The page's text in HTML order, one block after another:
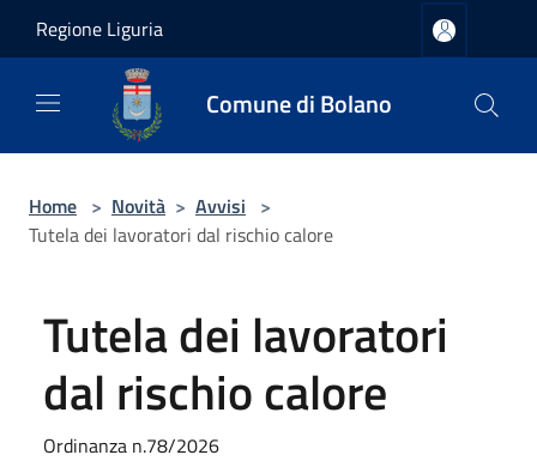
Regione Liguria
Comune di Bolano
Home > Novità > Avvisi >
Tutela dei lavoratori dal rischio calore
Tutela dei lavoratori
dal rischio calore
Ordinanza n.78/2026